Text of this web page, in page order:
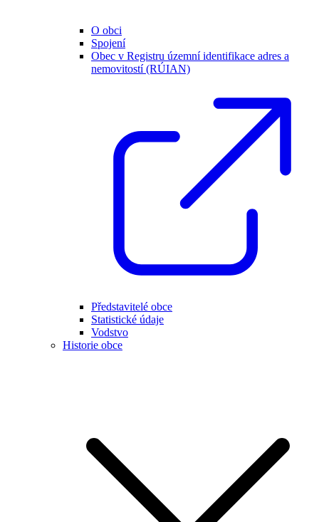
O obci
Spojení
Obec v Registru územní identifikace adres a
nemovitostí (RÚIAN)
Představitelé obce
Statistické údaje
Vodstvo
Historie obce